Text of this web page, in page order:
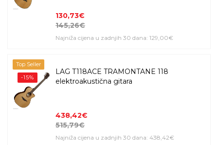
130,73€
145,26€
Najniža cijena u zadnjih 30 dana: 129,00€
Top Seller
-15%
LAG T118ACE TRAMONTANE 118
elektroakustična gitara
438,42€
515,79€
Najniža cijena u zadnjih 30 dana: 438,42€